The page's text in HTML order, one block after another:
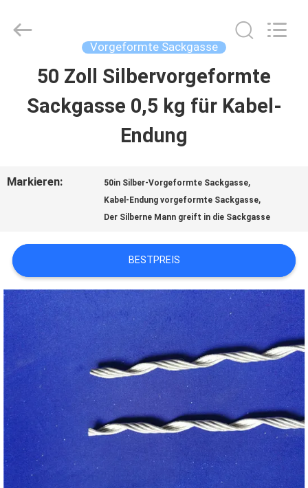
HAUS
ÜBER
FABRIK-
AUSFLUG
QUALITÄTSKONTROLLE
TRETEN
SIE
MIT
UNS
Products
Vorgeformte Sackgasse
50 Zoll Silbervorgeformte
Sackgasse 0,5 kg für Kabel-
Endung
Markieren: 50in Silber-Vorgeformte Sackgasse,
Kabel-Endung vorgeformte Sackgasse,
Der Silberne Mann greift in die Sackgasse
BESTPREIS